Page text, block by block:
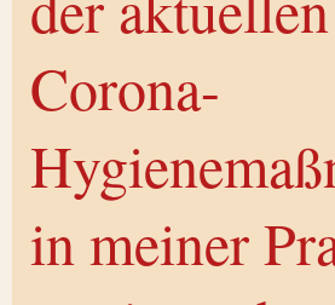
Corona-
in meiner